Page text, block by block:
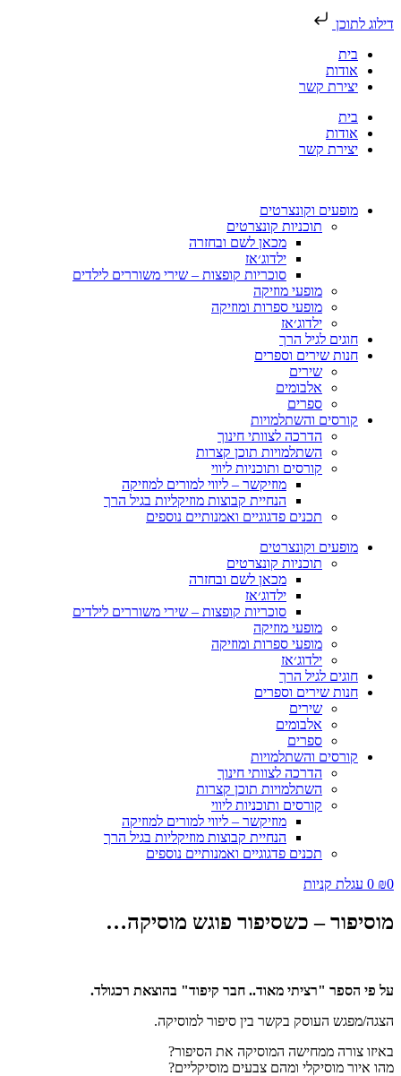
לתוכן
בית
אודות
יצירת קשר
בית
אודות
יצירת קשר
מופעים וקונצרטים
תוכניות קונצרטים
מכאן לשם ובחזרה
ילדוג׳אז
סוכריות קופצות – שירי משוררים לילדים
מופעי מוזיקה
מופעי ספרות ומוזיקה
ילדוג׳אז
חוגים לגיל הרך
חנות שירים וספרים
שירים
אלבומים
ספרים
קורסים והשתלמויות
הדרכה לצוותי חינוך
השתלמויות תוכן קצרות
קורסים ותוכניות ליווי
מוזיקשר – ליווי למורים למוזיקה
הנחיית קבוצות מוזיקליות בגיל הרך
תכנים פדגוגיים ואמנותיים נוספים
מופעים וקונצרטים
תוכניות קונצרטים
מכאן לשם ובחזרה
ילדוג׳אז
סוכריות קופצות – שירי משוררים לילדים
מופעי מוזיקה
מופעי ספרות ומוזיקה
ילדוג׳אז
חוגים לגיל הרך
חנות שירים וספרים
שירים
אלבומים
ספרים
קורסים והשתלמויות
הדרכה לצוותי חינוך
השתלמויות תוכן קצרות
קורסים ותוכניות ליווי
מוזיקשר – ליווי למורים למוזיקה
הנחיית קבוצות מוזיקליות בגיל הרך
תכנים פדגוגיים ואמנותיים נוספים
₪
0 עגלת קניות
– כשסיפור פוגש מוסיקה…
פי הספר "רציתי מאוד.. חבר קיפוד"בהוצאת רכגולד.
מפגש העוסק בקשר בין סיפור למוסיקה.
צורה ממחישה המוסיקה את הסיפור?
איור מוסיקלי ומהם צבעים מוסיקליים?